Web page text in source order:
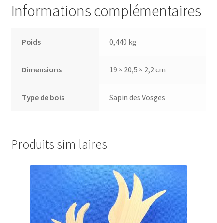
Informations complémentaires
Poids 0,440 kg
Dimensions 19 × 20,5 × 2,2 cm
Type de bois Sapin des Vosges
Produits similaires